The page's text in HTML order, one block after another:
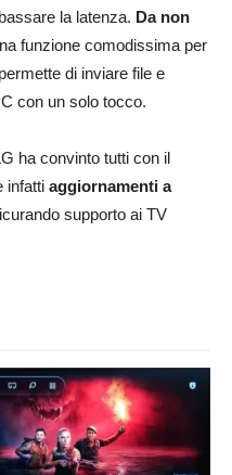
la latenza. Da non
funzione comodissima per
di inviare file e
con un solo tocco.
ha convinto tutti con il
infatti aggiornamenti a
supporto ai TV